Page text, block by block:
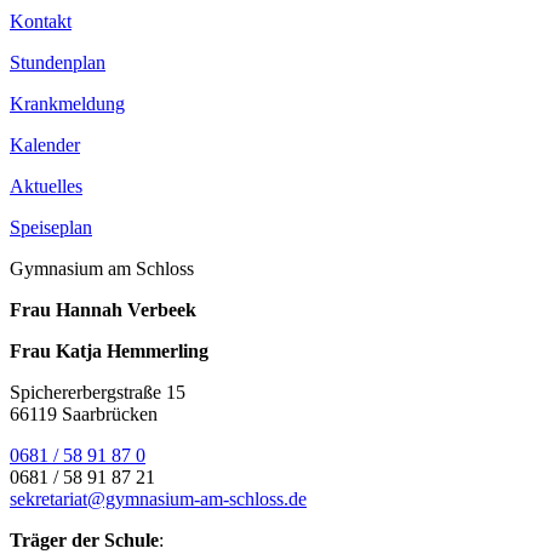
Kontakt
Stundenplan
Krankmeldung
Kalender
Aktuelles
Speiseplan
Gymnasium am Schloss
Frau Hannah Verbeek
Frau Katja Hemmerling
Spichererbergstraße 15
66119 Saarbrücken
0681 / 58 91 87 0
0681 / 58 91 87 21
sekretariat@gymnasium-am-schloss.de
Träger der Schule: